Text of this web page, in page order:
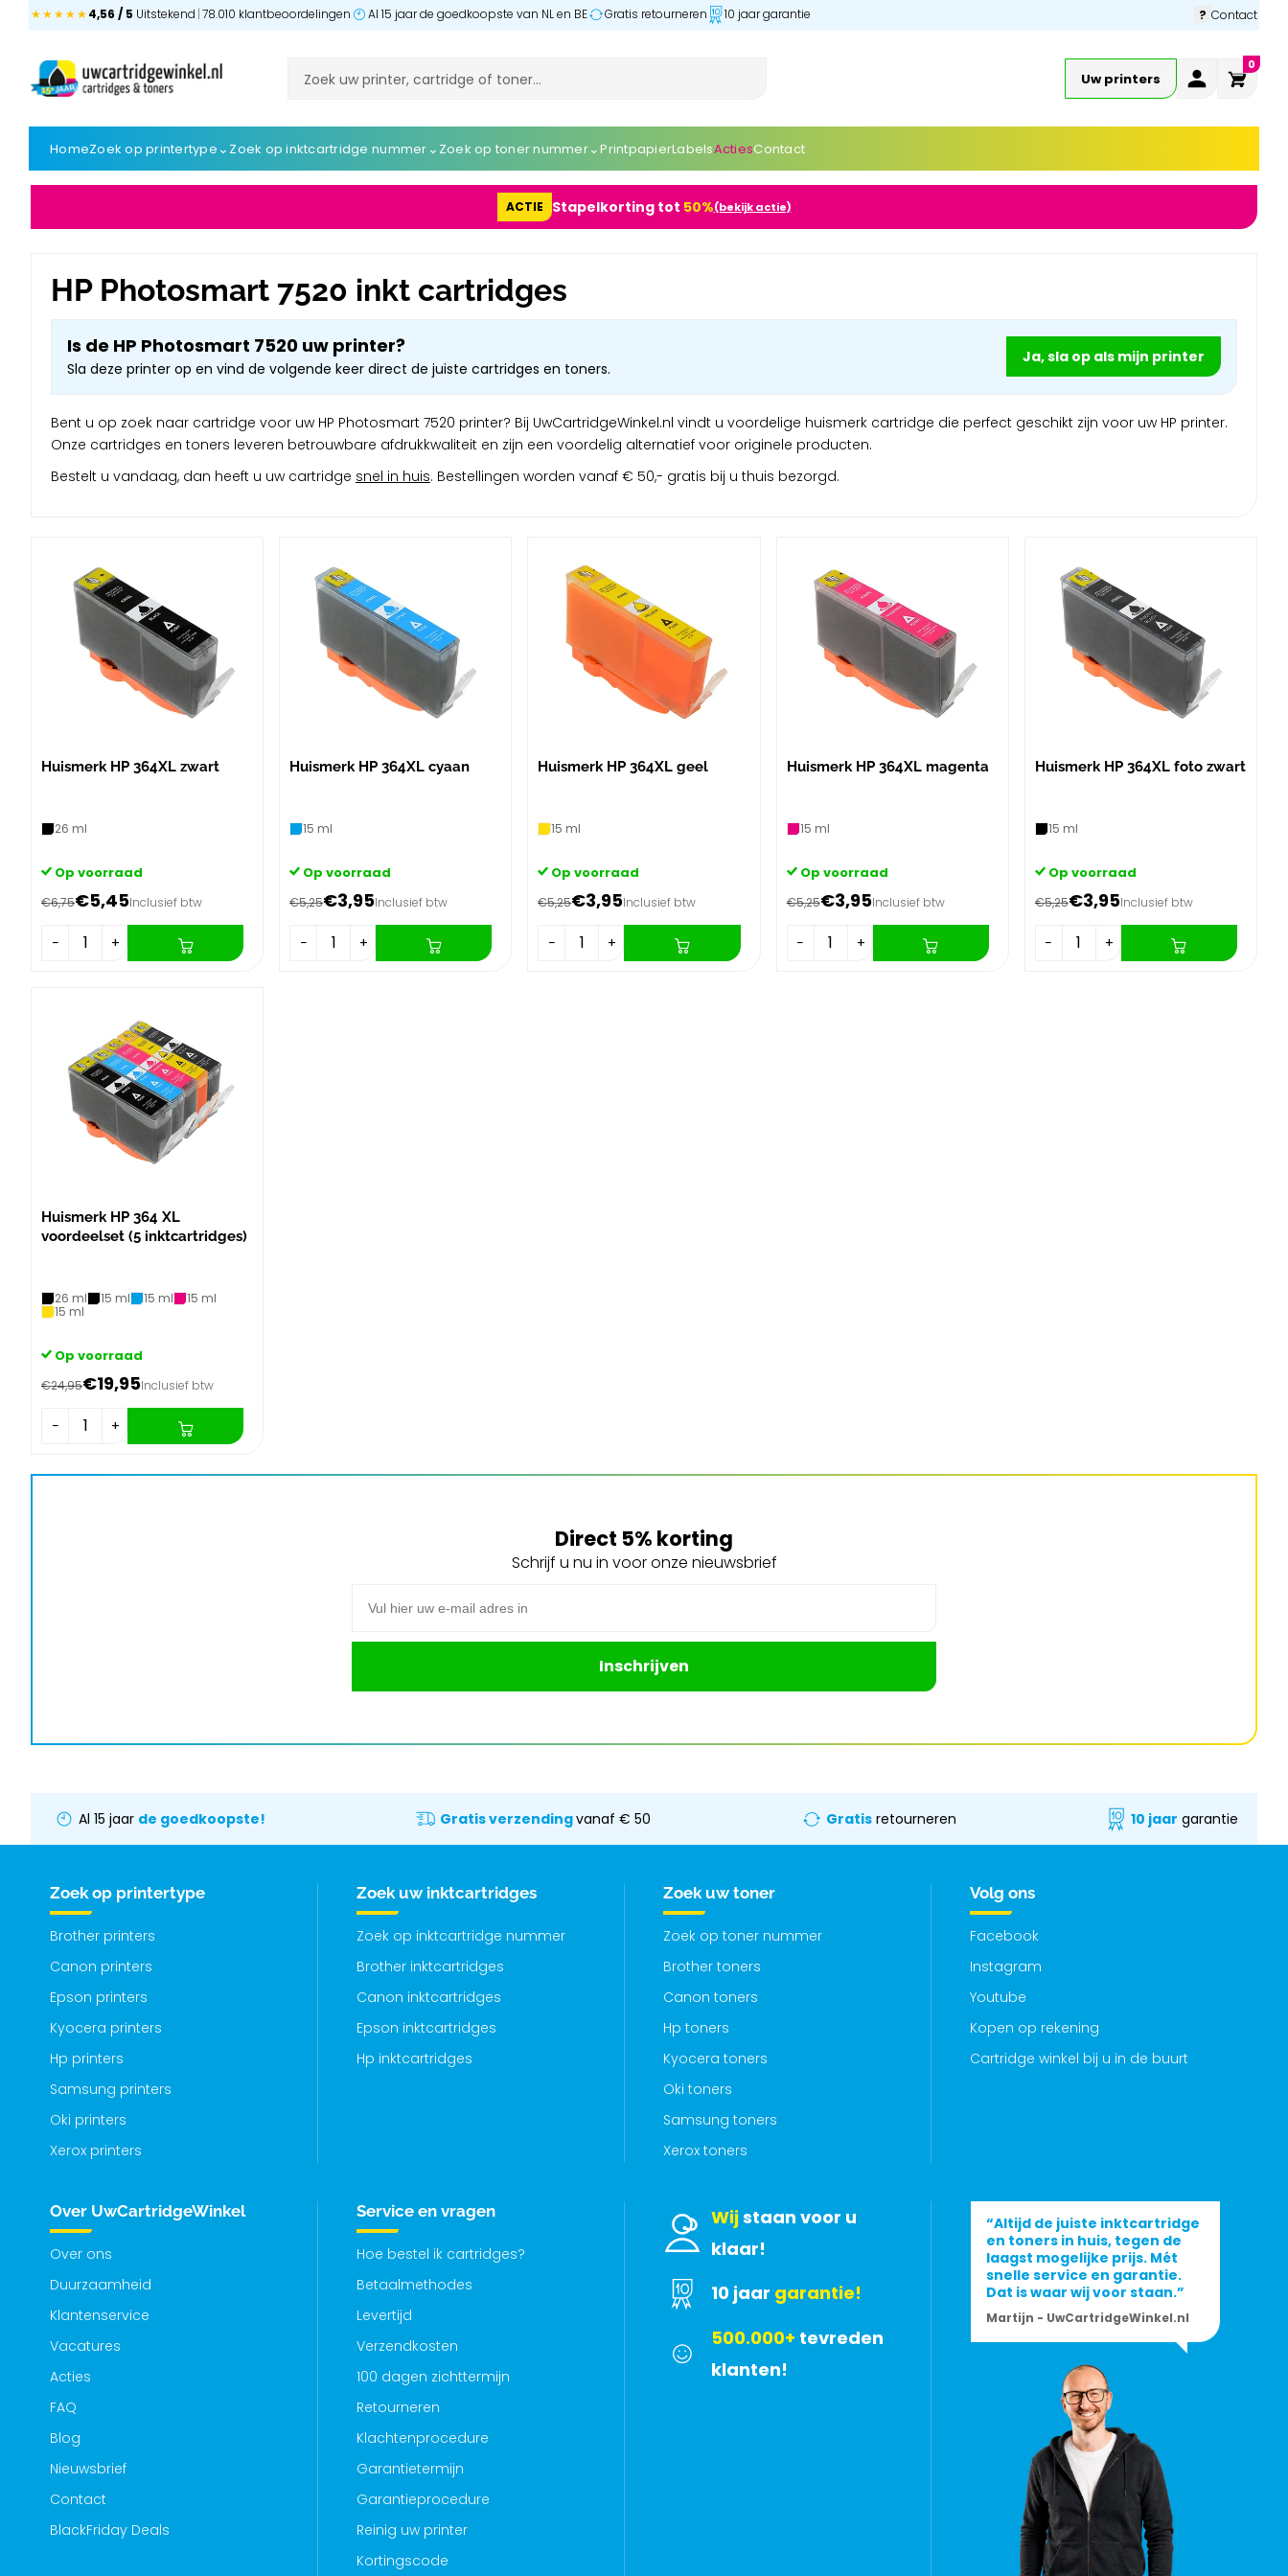
★★★★★4,56 / 5 Uitstekend |78.010 klantbeoordelingen Al 15 jaar de goedkoopste van NL en BE Gratis retourneren 10 jaar garantie ? Contact
Uw printers
0
HomeZoek op printertype ⌄ Zoek op inktcartridge nummer ⌄ Zoek op toner nummer⌄PrintpapierLabelsActiesContact
ACTIE Stapelkorting tot 50%(bekijk actie)
HP Photosmart 7520 inkt cartridges
Is de HP Photosmart 7520 uw printer?
Sla deze printer op en vind de volgende keer direct de juiste cartridges en toners.
Ja, sla op als mijn printer
Bent u op zoek naar cartridge voor uw HP Photosmart 7520 printer? Bij UwCartridgeWinkel.nl vindt u voordelige huismerk cartridge die perfect geschikt zijn voor uw HP printer.
Onze cartridges en toners leveren betrouwbare afdrukkwaliteit en zijn een voordelig alternatief voor originele producten.
Bestelt u vandaag, dan heeft u uw cartridge snel in huis. Bestellingen worden vanaf € 50,- gratis bij u thuis bezorgd.
Huismerk HP 364XL zwart
26 ml
Op voorraad
€6,75€5,45Inclusief btw
− +
Huismerk HP 364XL cyaan
15 ml
Op voorraad
€5,25€3,95Inclusief btw
− +
Huismerk HP 364XL geel
15 ml
Op voorraad
€5,25€3,95Inclusief btw
− +
Huismerk HP 364XL magenta
15 ml
Op voorraad
€5,25€3,95Inclusief btw
− +
Huismerk HP 364XL foto zwart
15 ml
Op voorraad
€5,25€3,95Inclusief btw
− +
Huismerk HP 364 XL
voordeelset (5 inktcartridges)
26 ml 15 ml 15 ml
15 ml
15 ml
Op voorraad
€24,95€19,95Inclusief btw
− +
Direct 5% korting
Schrijf u nu in voor onze nieuwsbrief
Inschrijven
Al 15 jaar de goedkoopste! Gratis verzendingvanaf € 50 Gratisretourneren 10 jaar garantie
Zoek op printertype
Brother printers
Canon printers
Epson printers
Kyocera printers
Hp printers
Samsung printers
Oki printers
Xerox printers
Zoek uw inktcartridges
Zoek op inktcartridge nummer
Brother inktcartridges
Canon inktcartridges
Epson inktcartridges
Hp inktcartridges
Zoek uw toner
Zoek op toner nummer
Brother toners
Canon toners
Hp toners
Kyocera toners
Oki toners
Samsung toners
Xerox toners
Volg ons
Facebook
Instagram
Youtube
Kopen op rekening
Cartridge winkel bij u in de buurt
Over UwCartridgeWinkel
Over ons
Duurzaamheid
Klantenservice
Vacatures
Acties
FAQ
Blog
Nieuwsbrief
Contact
BlackFriday Deals
Service en vragen
Hoe bestel ik cartridges?
Betaalmethodes
Levertijd
Verzendkosten
100 dagen zichttermijn
Retourneren
Klachtenprocedure
Garantietermijn
Garantieprocedure
Reinig uw printer
Kortingscode
Wijstaan voor u
klaar!
10 jaar garantie!
500.000+ tevreden
klanten!
“Altijd de juiste inktcartridge
en toners in huis, tegen de
laagst mogelijke prijs. Mét
snelle service en garantie.
Dat is waar wij voor staan.”
Martijn - UwCartridgeWinkel.nl